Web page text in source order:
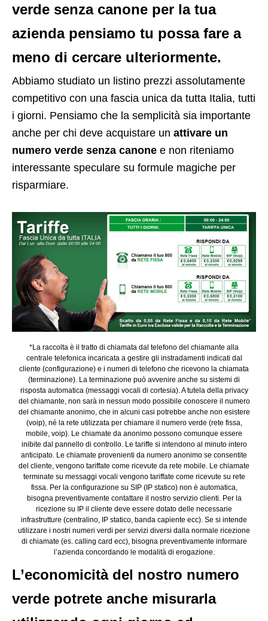
verde senza canone per la tua
azienda pensiamo tu possa fare a
meno di cercare ulteriormente.
Abbiamo studiato un listino prezzi assolutamente
competitivo con una fascia unica da tutta Italia, tutti
i giorni. Pensiamo che la semplicità sia importante
anche per chi deve acquistare un attivare un
numero verde senza canone e non riteniamo
interessante speculare su formule magiche per
risparmiare.
*La raccolta è il tratto di chiamata dal telefono del chiamante alla
centrale telefonica incaricata a gestire gli instradamenti indicati dal
cliente (configurazione) e i numeri di telefono che ricevono la chiamata
(terminazione). La terminazione può avvenire anche su sistemi di
risposta automatica (messaggi vocali di cortesia). A tutela della privacy
del chiamante, non sarà in nessun modo possibile conoscere il numero
del chiamante anonimo, che in alcuni casi potrebbe anche non esistere
(voip), né la rete utilizzata per chiamare il numero verde (rete fissa,
mobile, voip). Le chiamate da anonimo possono comunque essere
inibite dal pannello di controllo. Le tariffe si intendono al minuto intero
anticipato. Le chiamate provenienti da numero anonimo se consentite
del cliente, vengono tariffate come ricevute da rete mobile. Le chiamate
terminate su messaggi vocali vengono tariffate come ricevute su rete
fissa. Per la configurazione su SIP (IP statico) non è automatica,
bisogna preventivamente contattare il nostro servizio clienti. Per la
ricezione su IP il cliente deve essere dotato delle necessarie
infrastrutture (centralino, IP statico, banda capiente ecc). Se si intende
utilizzare i nostri numeri verdi per servizi diversi dalla normale ricezione
di chiamate (es. calling card ecc), bisogna preventivamente informare
l’azienda concordando le modalità di erogazione.
L’economicità del nostro numero
verde potrete anche misurarla